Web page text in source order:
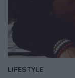
LIFESTYLE